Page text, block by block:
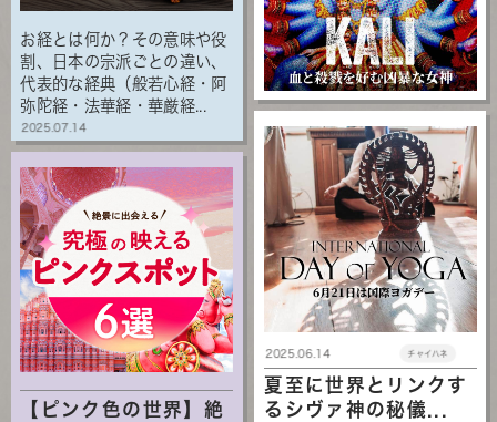
お経とは何か？その意味や役
割、日本の宗派ごとの違い、
代表的な経典（般若心経・阿
弥陀経・法華経・華厳経...
2025.07.14
【ピンク色の世界】絶
夏至に世界とリンクす
るシヴァ神の秘儀...
2025.06.14 チャイハネ